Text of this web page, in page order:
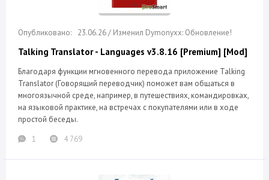
23.06.26 / Изменил Dymonyxx: Обновление!
Talking Translator - Languages v3.8.16 [Premium] [Mod]
Благодаря функции мгновенного перевода приложение Talking
Translator (Говорящий переводчик) поможет вам общаться в
многоязычной среде, например, в путешествиях, командировках,
на языковой практике, на встречах с покупателями или в ходе
простой беседы.
1
4 769